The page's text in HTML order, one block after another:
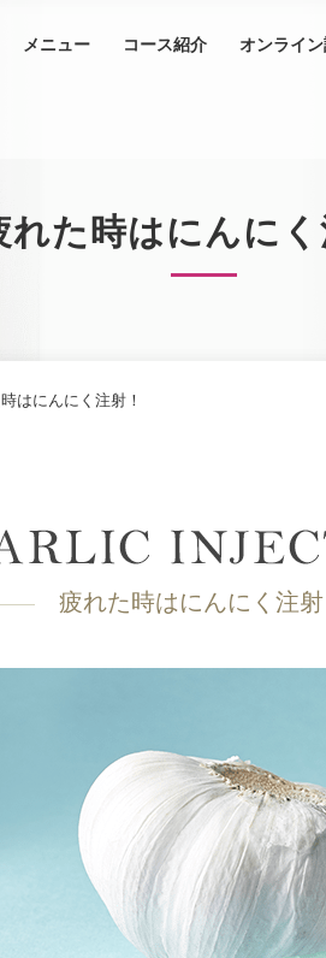
メニュー コース紹介 オンライ
れた時はにんにく
はにんにく注射！
疲れた時はにんにく注射